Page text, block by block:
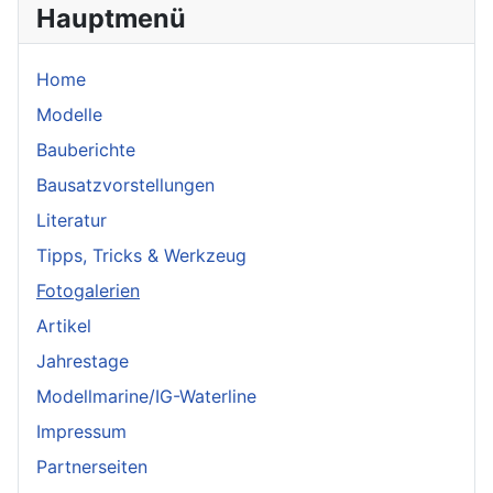
Hauptmenü
Home
Modelle
Bauberichte
Bausatzvorstellungen
Literatur
Tipps, Tricks & Werkzeug
Fotogalerien
Artikel
Jahrestage
Modellmarine/IG-Waterline
Impressum
Partnerseiten